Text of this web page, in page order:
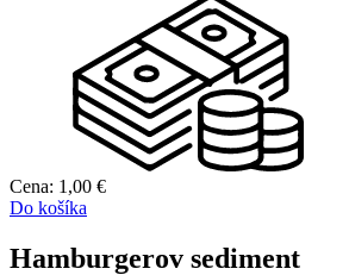
Cena: 1,00 €
Do košíka
Hamburgerov sediment